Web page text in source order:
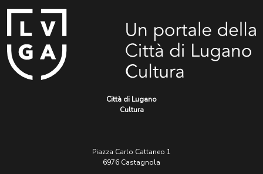
Città di Lugano
Cultura
Piazza Carlo Cattaneo 1
6976 Castagnola